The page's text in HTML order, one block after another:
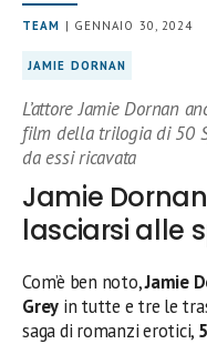
TEAM | GENNAIO 30, 2024
JAMIE DORNAN
L’attore Jamie Dornan
film della trilogia di 50
da essi ricavata
Jamie
lasciarsi alle
Com’è ben noto,Jamie
Grey in tutte e tre le
saga di romanzi erotici,